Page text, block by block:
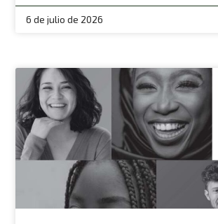
6 de julio de 2026